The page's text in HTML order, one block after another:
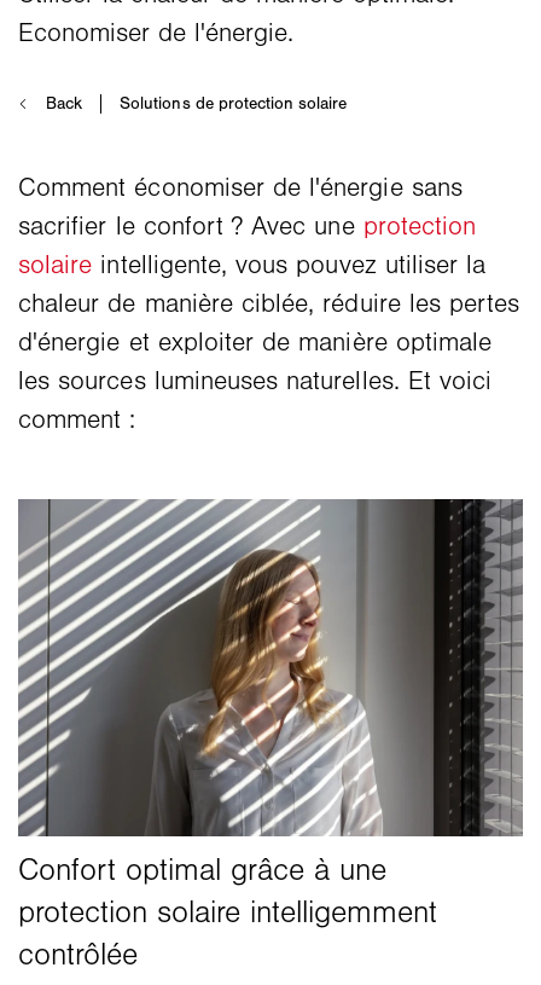
Comment économiser de l'énergie sans
sacrifier le confort ? Avec une protection
solaire intelligente, vous pouvez utiliser la
chaleur de manière ciblée, réduire les pertes
d'énergie et exploiter de manière optimale
les sources lumineuses naturelles. Et voici
comment :